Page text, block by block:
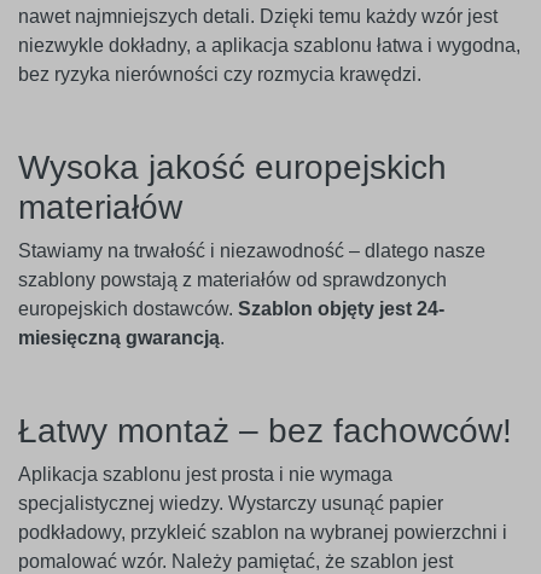
nawet najmniejszych detali. Dzięki temu każdy wzór jest
niezwykle dokładny, a aplikacja szablonu łatwa i wygodna,
bez ryzyka nierówności czy rozmycia krawędzi.
Wysoka jakość europejskich
materiałów
Stawiamy na trwałość i niezawodność – dlatego nasze
szablony powstają z materiałów od sprawdzonych
europejskich dostawców. Szablon objęty jest 24-
miesięczną gwarancją.
Łatwy montaż – bez fachowców!
Aplikacja szablonu jest prosta i nie wymaga
specjalistycznej wiedzy. Wystarczy usunąć papier
podkładowy, przykleić szablon na wybranej powierzchni i
pomalować wzór. Należy pamiętać, że szablon jest